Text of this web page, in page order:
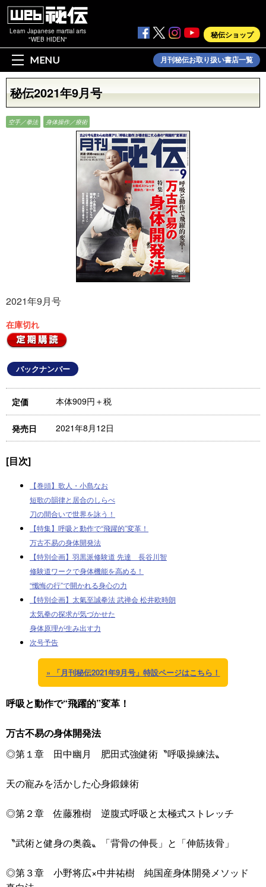
Learn Japanese martial arts
"WEB HIDEN"
秘伝ショップ
MENU 月刊秘伝お取り扱い書店一覧
秘伝2021年9月号
空手／拳法 身体操作／療術
2021年9月号
在庫切れ
バックナンバー
定価 本体909円＋税
発売日 2021年8月12日
[目次]
【巻頭】歌人・小島なお
短歌の韻律と居合のしらべ
刀の間合いで世界を詠う！
【特集】呼吸と動作で“飛躍的”変革！
万古不易の身体開発法
【特別企画】羽黒派修験道 先達 長谷川智
修験道ワークで身体機能を高める！
“懺悔の行”で開かれる身心の力
【特別企画】太氣至誠拳法 武禅会 松井欧時朗
太気拳の探求が気づかせた
身体原理が生み出す力
次号予告
» 「月刊秘伝2021年9月号」特設ページはこちら！
呼吸と動作で“飛躍的”変革！
万古不易の身体開発法
◎第１章 田中幽月 肥田式強健術〝呼吸操練法〟
天の寵みを活かした心身鍛錬術
◎第２章 佐藤雅樹 逆腹式呼吸と太極式ストレッチ
〝武術と健身の奥義〟「背骨の伸長」と「伸筋抜骨」
◎第３章 小野将広×中井祐樹 純国産身体開発メソッド